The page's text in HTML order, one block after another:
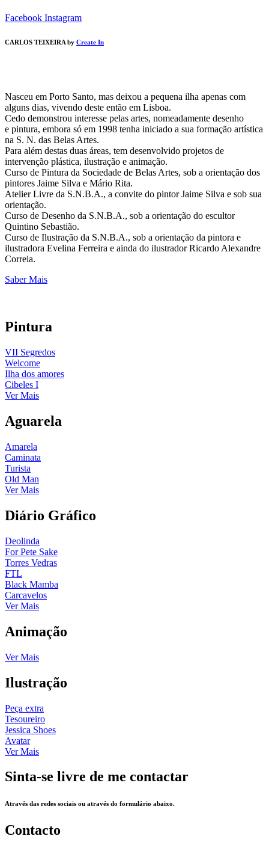
Facebook Instagram
CARLOS TEIXEIRA by Create In
Nasceu em Porto Santo, mas deixou a pequena ilha apenas com
alguns dias, vivendo deste então em Lisboa.
Cedo demonstrou interesse pelas artes, nomeadamente desenho
e pintura, embora só em 1998 tenha iniciado a sua formação artística
na S. N. das Belas Artes.
Para além destas duas áreas, tem desenvolvido projetos de
intervenção plástica, ilustração e animação.
Curso de Pintura da Sociedade de Belas Artes, sob a orientação dos
pintores Jaime Silva e Mário Rita.
Atelier Livre da S.N.B.A., a convite do pintor Jaime Silva e sob sua
orientação.
Curso de Desenho da S.N.B.A., sob a orientação do escultor
Quintino Sebastião.
Curso de Ilustração da S.N.B.A., sob a orientação da pintora e
ilustradora Evelina Ferreira e ainda do ilustrador Ricardo Alexandre
Correia.
Saber Mais
Pintura
VII Segredos
Welcome
Ilha dos amores
Cibeles I
Ver Mais
Aguarela
Amarela
Caminata
Turista
Old Man
Ver Mais
Diário Gráfico
Deolinda
For Pete Sake
Torres Vedras
FTL
Black Mamba
Carcavelos
Ver Mais
Animação
Ver Mais
Ilustração
Peça extra
Tesoureiro
Jessica Shoes
Avatar
Ver Mais
Sinta-se livre de me contactar
Através das redes sociais ou através do formulário abaixo.
Contacto